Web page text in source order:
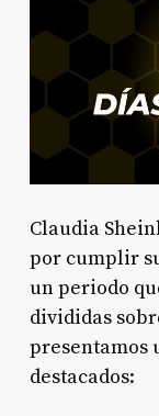
Claudia
por cumplir
un periodo
divididas
presentamos
destacados: